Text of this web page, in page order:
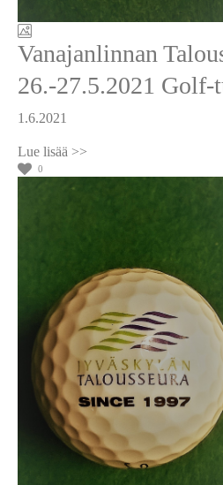
Vanajanlinnan
26.-27.5.2021 Golf-
1.6.2021
0